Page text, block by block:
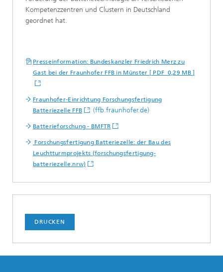
Kompetenzzentren und Clustern in Deutschland
geordnet hat.
Presseinformation: Bundeskanzler Friedrich Merz zu
Gast bei der Fraunhofer FFB in Münster [ PDF 0,29 MB ]
Fraunhofer-Einrichtung Forschungsfertigung
Batteriezelle FFB
(ffb.fraunhofer.de)
Batterieforschung - BMFTR
Forschungsfertigung Batteriezelle: der Bau des
Leuchtturmprojekts (forschungsfertigung-
batteriezelle.nrw)
DRUCKEN